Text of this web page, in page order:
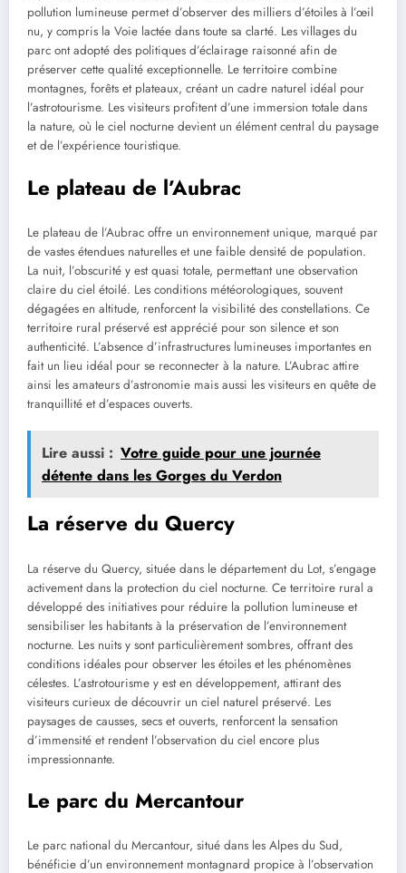
pollution lumineuse permet d’observer des milliers d’étoiles à l’œil
nu, y compris la Voie lactée dans toute sa clarté. Les villages du
parc ont adopté des politiques d’éclairage raisonné afin de
préserver cette qualité exceptionnelle. Le territoire combine
montagnes, forêts et plateaux, créant un cadre naturel idéal pour
l’astrotourisme. Les visiteurs profitent d’une immersion totale dans
la nature, où le ciel nocturne devient un élément central du paysage
et de l’expérience touristique.
Le plateau de l’Aubrac
Le plateau de l’Aubrac offre un environnement unique, marqué par
de vastes étendues naturelles et une faible densité de population.
La nuit, l’obscurité y est quasi totale, permettant une observation
claire du ciel étoilé. Les conditions météorologiques, souvent
dégagées en altitude, renforcent la visibilité des constellations. Ce
territoire rural préservé est apprécié pour son silence et son
authenticité. L’absence d’infrastructures lumineuses importantes en
fait un lieu idéal pour se reconnecter à la nature. L’Aubrac attire
ainsi les amateurs d’astronomie mais aussi les visiteurs en quête de
tranquillité et d’espaces ouverts.
Lire aussi : Votre guide pour une journée
détente dans les Gorges du Verdon
La réserve du Quercy
La réserve du Quercy, située dans le département du Lot, s’engage
activement dans la protection du ciel nocturne. Ce territoire rural a
développé des initiatives pour réduire la pollution lumineuse et
sensibiliser les habitants à la préservation de l’environnement
nocturne. Les nuits y sont particulièrement sombres, offrant des
conditions idéales pour observer les étoiles et les phénomènes
célestes. L’astrotourisme y est en développement, attirant des
visiteurs curieux de découvrir un ciel naturel préservé. Les
paysages de causses, secs et ouverts, renforcent la sensation
d’immensité et rendent l’observation du ciel encore plus
impressionnante.
Le parc du Mercantour
Le parc national du Mercantour, situé dans les Alpes du Sud,
bénéficie d’un environnement montagnard propice à l’observation